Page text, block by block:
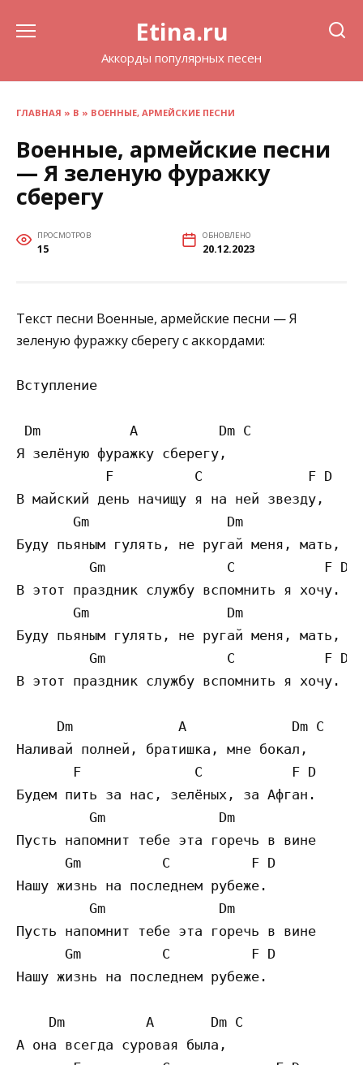
Etina.ru
Аккорды популярных песен
ГЛАВНАЯ » В » ВОЕННЫЕ, АРМЕЙСКИЕ ПЕСНИ
Военные, армейские песни
— Я зеленую фуражку
сберегу
ПРОСМОТРОВ
15
ОБНОВЛЕНО
20.12.2023
Текст песни Военные, армейские песни — Я
зеленую фуражку сберегу с аккордами:
Вступление
Dm           A          Dm C
Я зелёную фуражку сберегу,
           F          C             F D
В майский день начищу я на ней звезду,
       Gm                 Dm
Буду пьяным гулять, не ругай меня, мать,
         Gm               C           F D
В этот праздник службу вспомнить я хочу.
       Gm                 Dm
Буду пьяным гулять, не ругай меня, мать,
         Gm               C           F D
В этот праздник службу вспомнить я хочу.
     Dm             A             Dm C
Наливай полней, братишка, мне бокал,
       F              C           F D
Будем пить за нас, зелёных, за Афган.
         Gm              Dm
Пусть напомнит тебе эта горечь в вине
      Gm          C          F D
Нашу жизнь на последнем рубеже.
         Gm              Dm
Пусть напомнит тебе эта горечь в вине
      Gm          C          F D
Нашу жизнь на последнем рубеже.
    Dm          A       Dm C
А она всегда суровая была,